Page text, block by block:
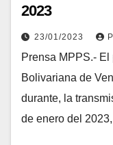
2023
23/01/2023
Prensa MPPS.-
Bolivariana de
durante, la
de enero del